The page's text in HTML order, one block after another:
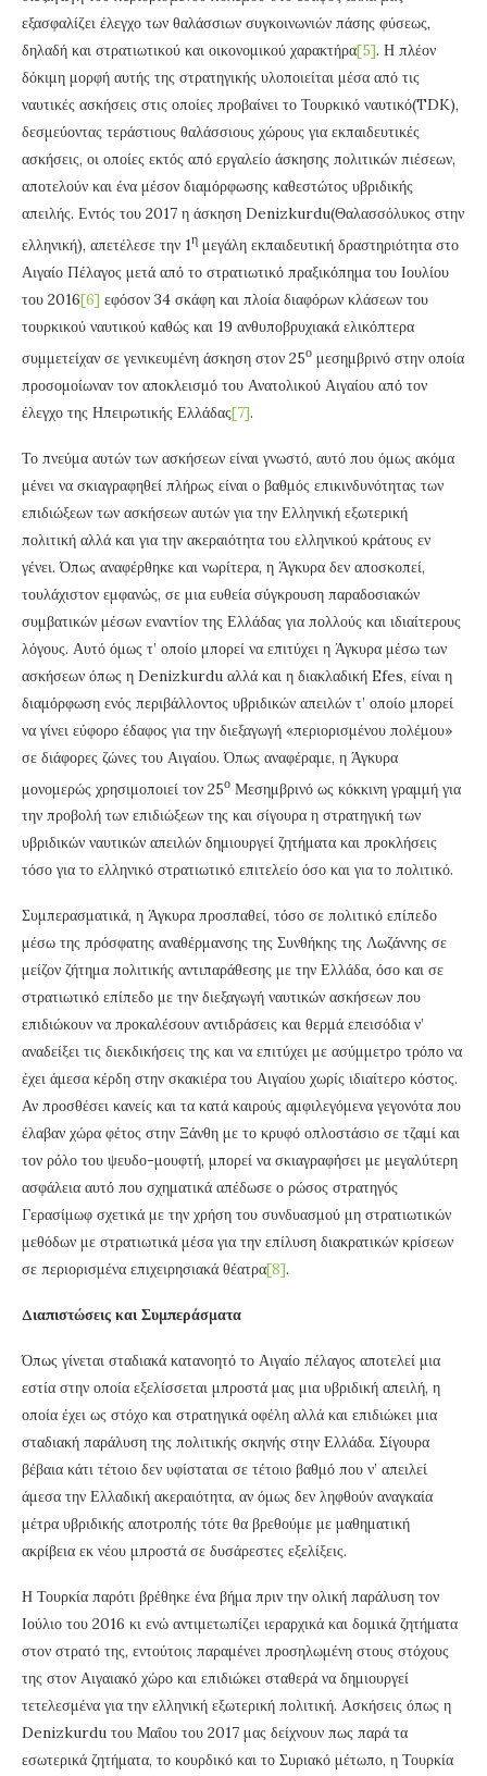
εξασφαλίζει έλεγχο των θαλάσσιων συγκοινωνιών πάσης φύσεως,
δηλαδή και στρατιωτικού και οικονομικού χαρακτήρα[5]. Η πλέον
δόκιμη μορφή αυτής της στρατηγικής υλοποιείται μέσα από τις
ναυτικές ασκήσεις στις οποίες προβαίνει το Τουρκικό ναυτικό(TDK),
δεσμεύοντας τεράστιους θαλάσσιους χώρους για εκπαιδευτικές
ασκήσεις, οι οποίες εκτός από εργαλείο άσκησης πολιτικών πιέσεων,
αποτελούν και ένα μέσον διαμόρφωσης καθεστώτος υβριδικής
απειλής. Εντός του 2017 η άσκηση Denizkurdu(Θαλασσόλυκος στην
ελληνική), απετέλεσε την 1η μεγάλη εκπαιδευτική δραστηριότητα στο
Αιγαίο Πέλαγος μετά από το στρατιωτικό πραξικόπημα του Ιουλίου
του 2016[6] εφόσον 34 σκάφη και πλοία διαφόρων κλάσεων του
τουρκικού ναυτικού καθώς και 19 ανθυποβρυχιακά ελικόπτερα
συμμετείχαν σε γενικευμένη άσκηση στον 25ο μεσημβρινό στην οποία
προσομοίωναν τον αποκλεισμό του Ανατολικού Αιγαίου από τον
έλεγχο της Ηπειρωτικής Ελλάδας[7].
Το πνεύμα αυτών των ασκήσεων είναι γνωστό, αυτό που όμως ακόμα
μένει να σκιαγραφηθεί πλήρως είναι ο βαθμός επικινδυνότητας των
επιδιώξεων των ασκήσεων αυτών για την Ελληνική εξωτερική
πολιτική αλλά και για την ακεραιότητα του ελληνικού κράτους εν
γένει. Όπως αναφέρθηκε και νωρίτερα, η Άγκυρα δεν αποσκοπεί,
τουλάχιστον εμφανώς, σε μια ευθεία σύγκρουση παραδοσιακών
συμβατικών μέσων εναντίον της Ελλάδας για πολλούς και ιδιαίτερους
λόγους. Αυτό όμως τ’ οποίο μπορεί να επιτύχει η Άγκυρα μέσω των
ασκήσεων όπως η Denizkurdu αλλά και η διακλαδική Efes, είναι η
διαμόρφωση ενός περιβάλλοντος υβριδικών απειλών τ’ οποίο μπορεί
να γίνει εύφορο έδαφος για την διεξαγωγή «περιορισμένου πολέμου»
σε διάφορες ζώνες του Αιγαίου. Όπως αναφέραμε, η Άγκυρα
μονομερώς χρησιμοποιεί τον 25ο Μεσημβρινό ως κόκκινη γραμμή για
την προβολή των επιδιώξεων της και σίγουρα η στρατηγική των
υβριδικών ναυτικών απειλών δημιουργεί ζητήματα και προκλήσεις
τόσο για το ελληνικό στρατιωτικό επιτελείο όσο και για το πολιτικό.
Συμπερασματικά, η Άγκυρα προσπαθεί, τόσο σε πολιτικό επίπεδο
μέσω της πρόσφατης αναθέρμανσης της Συνθήκης της Λωζάννης σε
μείζον ζήτημα πολιτικής αντιπαράθεσης με την Ελλάδα, όσο και σε
στρατιωτικό επίπεδο με την διεξαγωγή ναυτικών ασκήσεων που
επιδιώκουν να προκαλέσουν αντιδράσεις και θερμά επεισόδια ν’
αναδείξει τις διεκδικήσεις της και να επιτύχει με ασύμμετρο τρόπο να
έχει άμεσα κέρδη στην σκακιέρα του Αιγαίου χωρίς ιδιαίτερο κόστος.
Αν προσθέσει κανείς και τα κατά καιρούς αμφιλεγόμενα γεγονότα που
έλαβαν χώρα φέτος στην Ξάνθη με το κρυφό οπλοστάσιο σε τζαμί και
τον ρόλο του ψευδο-μουφτή, μπορεί να σκιαγραφήσει με μεγαλύτερη
ασφάλεια αυτό που σχηματικά απέδωσε ο ρώσος στρατηγός
Γερασίμωφ σχετικά με την χρήση του συνδυασμού μη στρατιωτικών
μεθόδων με στρατιωτικά μέσα για την επίλυση διακρατικών κρίσεων
σε περιορισμένα επιχειρησιακά θέατρα[8].
Διαπιστώσεις και Συμπεράσματα
Όπως γίνεται σταδιακά κατανοητό το Αιγαίο πέλαγος αποτελεί μια
εστία στην οποία εξελίσσεται μπροστά μας μια υβριδική απειλή, η
οποία έχει ως στόχο και στρατηγικά οφέλη αλλά και επιδιώκει μια
σταδιακή παράλυση της πολιτικής σκηνής στην Ελλάδα. Σίγουρα
βέβαια κάτι τέτοιο δεν υφίσταται σε τέτοιο βαθμό που ν’ απειλεί
άμεσα την Ελλαδική ακεραιότητα, αν όμως δεν ληφθούν αναγκαία
μέτρα υβριδικής αποτροπής τότε θα βρεθούμε με μαθηματική
ακρίβεια εκ νέου μπροστά σε δυσάρεστες εξελίξεις.
Η Τουρκία παρότι βρέθηκε ένα βήμα πριν την ολική παράλυση τον
Ιούλιο του 2016 κι ενώ αντιμετωπίζει ιεραρχικά και δομικά ζητήματα
στον στρατό της, εντούτοις παραμένει προσηλωμένη στους στόχους
της στον Αιγαιακό χώρο και επιδιώκει σταθερά να δημιουργεί
τετελεσμένα για την ελληνική εξωτερική πολιτική. Ασκήσεις όπως η
Denizkurdu του Μαΐου του 2017 μας δείχνουν πως παρά τα
εσωτερικά ζητήματα, το κουρδικό και το Συριακό μέτωπο, η Τουρκία